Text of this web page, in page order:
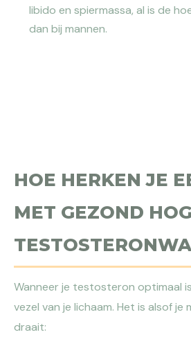
libido en spiermassa, al is de
dan bij mannen.
HOE HERKEN JE
MET GEZOND
Wanneer je testosteron optimaal
vezel van je lichaam. Het is alsof
draait: